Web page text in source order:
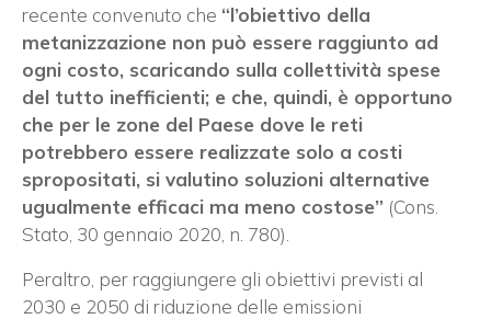
recente convenuto che “l’obiettivo della
metanizzazione non può essere raggiunto ad
ogni costo, scaricando sulla collettività spese
del tutto inefficienti; e che, quindi, è opportuno
che per le zone del Paese dove le reti
potrebbero essere realizzate solo a costi
spropositati, si valutino soluzioni alternative
ugualmente efficaci ma meno costose” (Cons.
Stato, 30 gennaio 2020, n. 780).
Peraltro, per raggiungere gli obiettivi previsti al
2030 e 2050 di riduzione delle emissioni